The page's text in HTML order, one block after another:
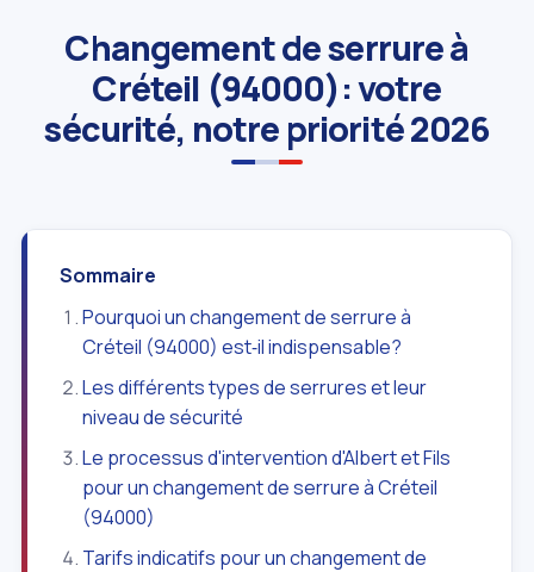
Changement de serrure à
Créteil (94000): votre
sécurité, notre priorité 2026
Sommaire
Pourquoi un changement de serrure à
Créteil (94000) est‑il indispensable?
Les différents types de serrures et leur
niveau de sécurité
Le processus d'intervention d'Albert et Fils
pour un changement de serrure à Créteil
(94000)
Tarifs indicatifs pour un changement de